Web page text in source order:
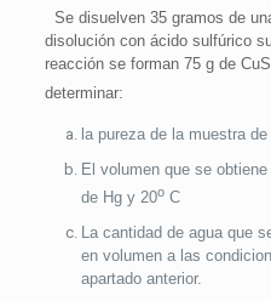
Se disuelven 35 gramos de
disolución con ácido sulfúrico
reacción se forman 75 g de
determinar:
la pureza de la muestra de
El volumen que se
de Hg y 20oC
La cantidad de agua que
en volumen a las
apartado anterior.